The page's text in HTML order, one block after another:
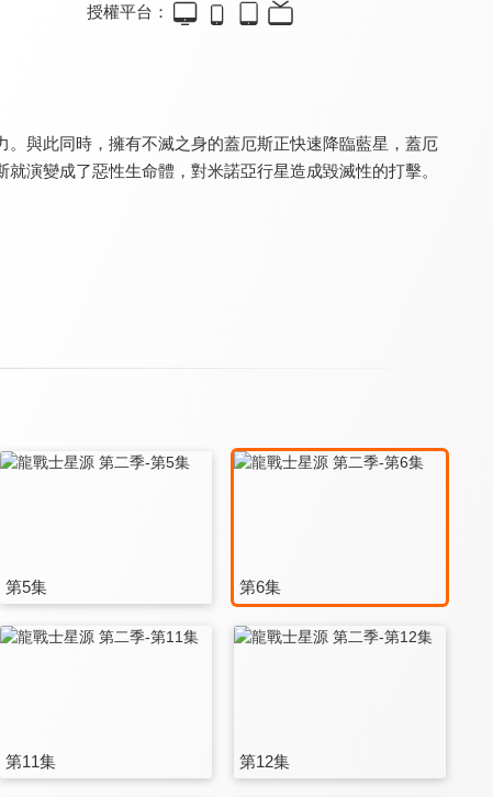
授權平台：
與此同時，擁有不滅之身的蓋厄斯正快速降臨藍星，蓋厄
演變成了惡性生命體，對米諾亞行星造成毀滅性的打擊。
第5集 第6集
第11集 第12集